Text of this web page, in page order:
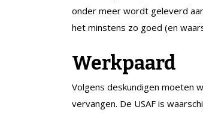
onder meer wordt geleverd
het minstens zo goed (en
Werkpaard
Volgens deskundigen moeten
vervangen. De USAF is